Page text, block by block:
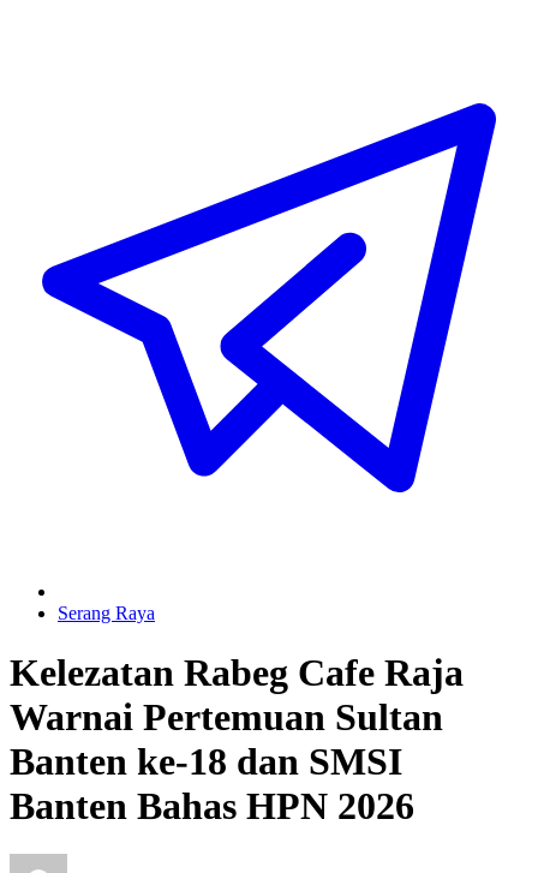
Serang Raya
Kelezatan Rabeg Cafe Raja
Warnai Pertemuan Sultan
Banten ke-18 dan SMSI
Banten Bahas HPN 2026